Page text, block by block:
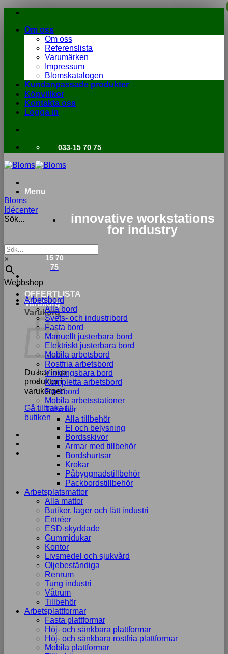
Skip
contentOm oss
Om oss
Referenslista
Varumärken
Impressum
Blomskatalogen
Kundanpassade produkter
Köpvillkor
Kontakta oss
Logga in
033-15 70 75
Menu
innovative workstations
for industry
15 70
75
OFFERTLISTA
Varukorg
Varukorg
Du har inga
produkter i
varukorgen.
Gå tillbaka till
butiken
Bloms
Idécenter
Sök...
×
Webbshop
Arbetsbord
Alla bord
Svets- och industribord
Fasta bord
Manuellt justerbara bord
Elektriskt justerbara bord
Mobila arbetsbord
Rostfria arbetsbord
Vinklingsbara bord
Kompletta arbetsbord
Packbord
Mobila arbetsstationer
Tillbehör
Alla tillbehör
El och belysning
Bordsskivor
Armar med tillbehör
Bordshurtsar
Krokar
Påbyggnadstillbehör
Packbordstillbehör
Arbetsplatsmattor
Alla mattor
Butiker, lager och lätt industri
Entréer
ESD-skyddade
Gummidukar
Kontor
Livsmedel och sjukvård
Oljebeständiga
Renrum
Tung industri
Våtrum
Tillbehör
Arbetsplattformar
Fasta plattformar
Höj- och sänkbara plattformar
Höj- och sänkbara rostfria plattformar
Mobila plattformar